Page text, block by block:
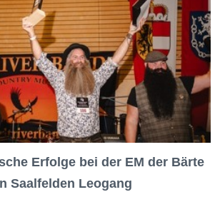
Erfolge bei der EM der Bärte
Saalfelden Leogang